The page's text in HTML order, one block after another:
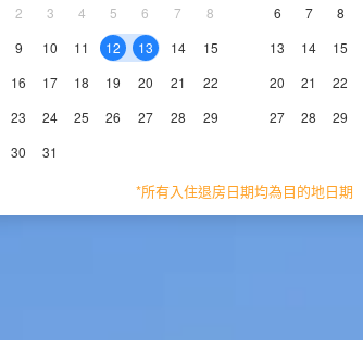
2
3 4 5 6 7
8
9
10 11 12 13 14
15
16
17 18 19 20 21
22
23
24 25 26 27 28
29
30
31
6
7 8
13
14 15
20
21 22
27
28 29
*所有入住退房日期均為目的地日期